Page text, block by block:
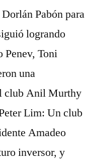
Pabón para
logrando
Penev, Toni
una
club Anil Murthy
Lim: Un club
Amadeo
inversor, y